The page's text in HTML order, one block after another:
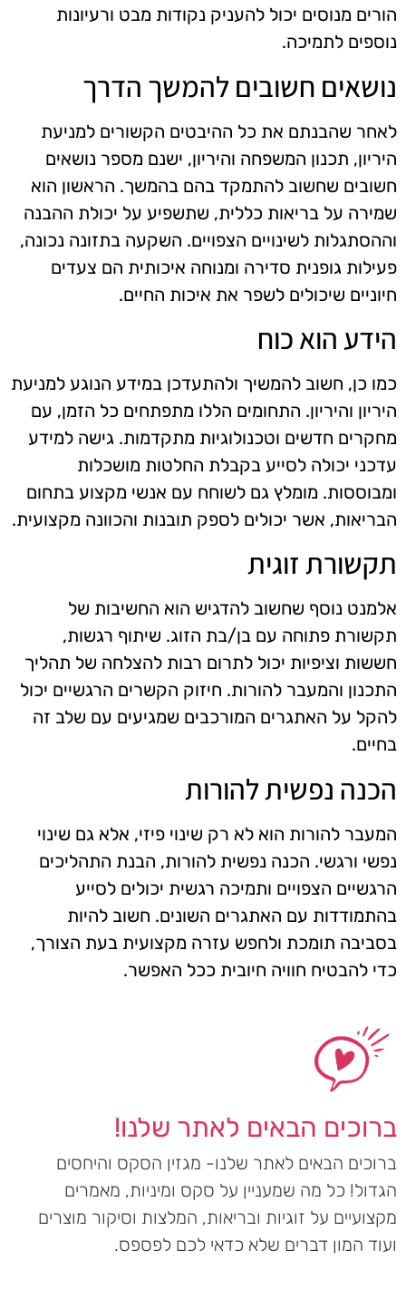
הורים מנוסים יכול להעניק נקודות מבט ורעיונות
נוספים לתמיכה.
נושאים חשובים להמשך הדרך
לאחר שהבנתם את כל ההיבטים הקשורים למניעת
היריון, תכנון המשפחה והיריון, ישנם מספר נושאים
חשובים שחשוב להתמקד בהם בהמשך. הראשון הוא
שמירה על בריאות כללית, שתשפיע על יכולת ההבנה
וההסתגלות לשינויים הצפויים. השקעה בתזונה נכונה,
פעילות גופנית סדירה ומנוחה איכותית הם צעדים
חיוניים שיכולים לשפר את איכות החיים.
הידע הוא כוח
כמו כן, חשוב להמשיך ולהתעדכן במידע הנוגע למניעת
היריון והיריון. התחומים הללו מתפתחים כל הזמן, עם
מחקרים חדשים וטכנולוגיות מתקדמות. גישה למידע
עדכני יכולה לסייע בקבלת החלטות מושכלות
ומבוססות. מומלץ גם לשוחח עם אנשי מקצוע בתחום
הבריאות, אשר יכולים לספק תובנות והכוונה מקצועית.
תקשורת זוגית
אלמנט נוסף שחשוב להדגיש הוא החשיבות של
תקשורת פתוחה עם בן/בת הזוג. שיתוף רגשות,
חששות וציפיות יכול לתרום רבות להצלחה של תהליך
התכנון והמעבר להורות. חיזוק הקשרים הרגשיים יכול
להקל על האתגרים המורכבים שמגיעים עם שלב זה
בחיים.
הכנה נפשית להורות
המעבר להורות הוא לא רק שינוי פיזי, אלא גם שינוי
נפשי ורגשי. הכנה נפשית להורות, הבנת התהליכים
הרגשיים הצפויים ותמיכה רגשית יכולים לסייע
בהתמודדות עם האתגרים השונים. חשוב להיות
בסביבה תומכת ולחפש עזרה מקצועית בעת הצורך,
כדי להבטיח חוויה חיובית ככל האפשר.
ברוכים הבאים לאתר שלנו!
ברוכים הבאים לאתר שלנו- מגזין הסקס והיחסים
הגדול! כל מה שמעניין על סקס ומיניות, מאמרים
מקצועיים על זוגיות ובריאות, המלצות וסיקור מוצרים
ועוד המון דברים שלא כדאי לכם לפספס.